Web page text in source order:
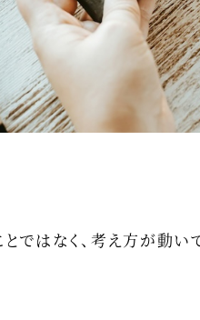
とではなく、考え方が動